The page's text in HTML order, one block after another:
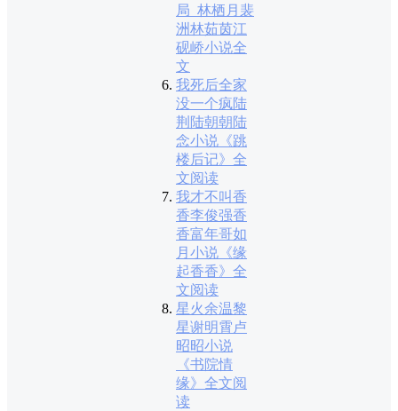
局_林栖月裴
洲林茹茵江
砚峤小说全
文
我死后全家
没一个疯陆
荆陆朝朝陆
念小说《跳
楼后记》全
文阅读
我才不叫香
香李俊强香
香富年哥如
月小说《缘
起香香》全
文阅读
星火余温黎
星谢明霄卢
昭昭小说
《书院情
缘》全文阅
读